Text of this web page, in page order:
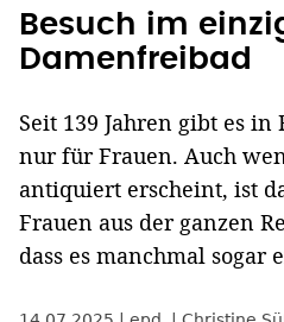
Besuch im
Damenfreibad
Seit 139 Jahren gibt es
nur für Frauen. Auch
antiquiert erscheint, ist
Frauen aus der ganzen
dass es manchmal sogar